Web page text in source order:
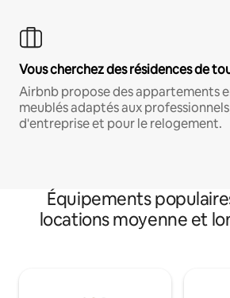
Vous cherchez des résidences de
Airbnb propose des appartements
meublés adaptés aux
d'entreprise et pour le relogement.
Équipements
locations moyenne et